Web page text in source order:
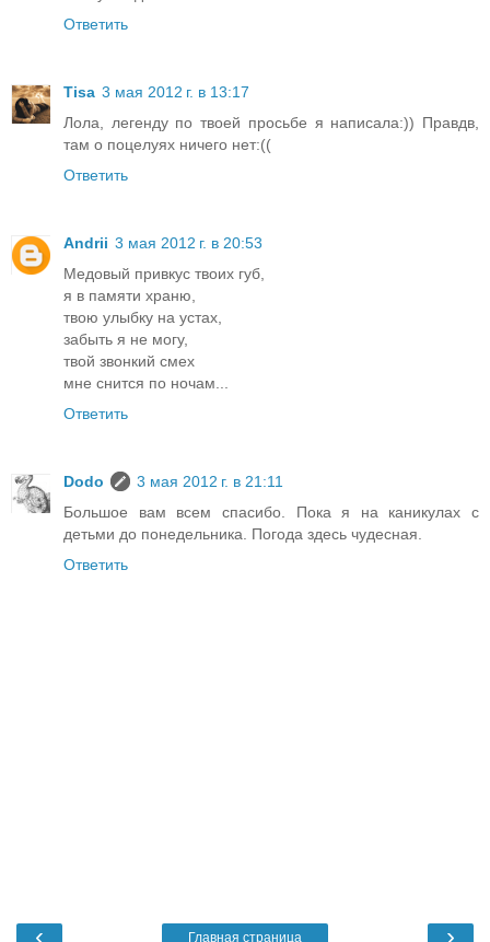
Ответить
Tisa 3 мая 2012 г. в 13:17
Лола, легенду по твоей просьбе я написала:)) Правдв,
там о поцелуях ничего нет:((
Ответить
Andrii 3 мая 2012 г. в 20:53
Медовый привкус твоих губ,
я в памяти храню,
твою улыбку на устах,
забыть я не могу,
твой звонкий смех
мне снится по ночам...
Ответить
Dodo
3 мая 2012 г. в 21:11
Большое вам всем спасибо. Пока я на каникулах с
детьми до понедельника. Погода здесь чудесная.
Ответить
‹ ›
Главная страница